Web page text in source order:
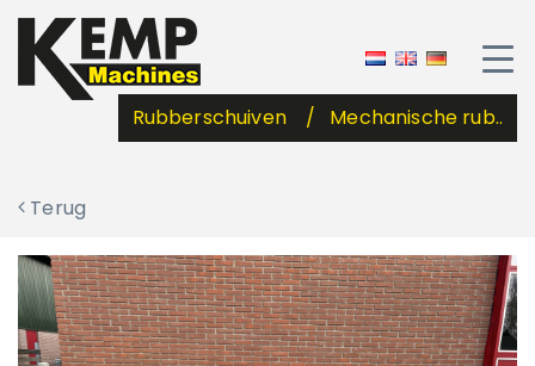
Rubberschuiven Mechanische rub..
Terug